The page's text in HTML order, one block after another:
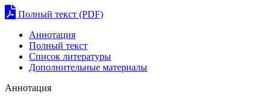
Полный текст (PDF)
Аннотация
Полный текст
Список литературы
Дополнительные материалы
Аннотация